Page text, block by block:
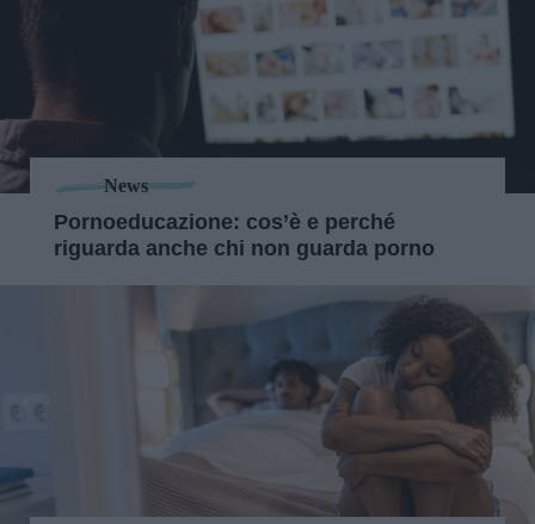
News
Pornoeducazione: cos’è e perché
riguarda anche chi non guarda porno